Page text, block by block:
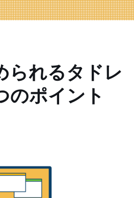
られるタドレ
のポイント